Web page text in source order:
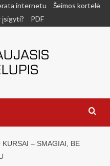
internetu
Šeimos kortelė
įsigyti? PDF
KURSAI – SMAGIAI, BE